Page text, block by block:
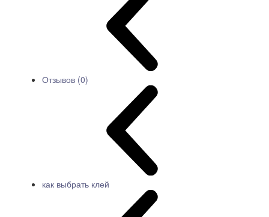
Отзывов (0)
как выбрать клей